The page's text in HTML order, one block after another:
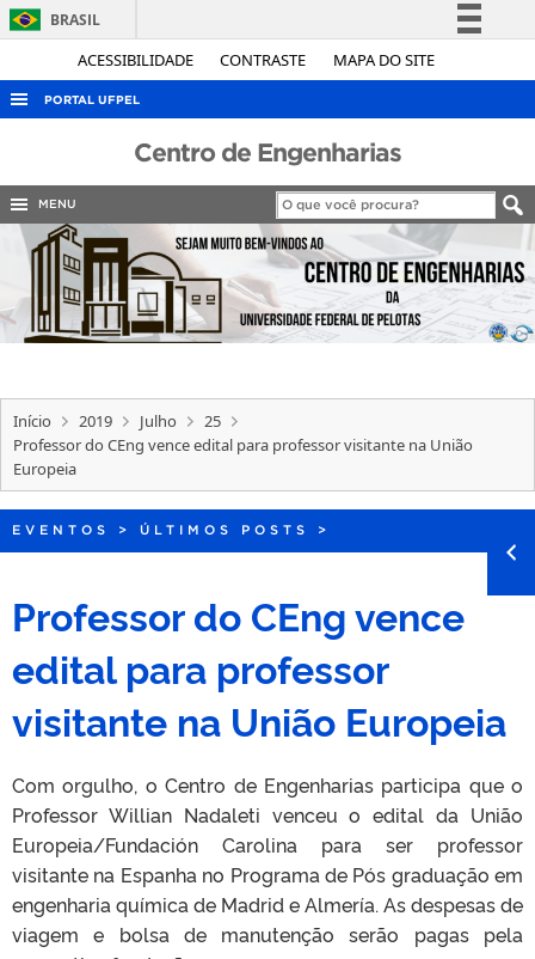
ACESSIBILIDADE CONTRASTE MAPA DO SITE
BRASIL
Simplifique!
Acesso à informação
Legislação
Canais
PORTAL UFPEL
COBALTO
CONCURSOS
EDITAIS
INTERNACIONAL
PORTARIAS
TELEFONES
Centro de Engenharias
MENU
Início 2019 Julho
25
Professor do CEng vence edital para professor visitante na União
Europeia
EVENTOS > ÚLTIMOS POSTS >
Professor do CEng vence
edital para professor
visitante na União Europeia
Com orgulho, o Centro de Engenharias participa que o
Professor Willian Nadaleti venceu o edital da União
Europeia/Fundación Carolina para ser professor
visitante na Espanha no Programa de Pós graduação em
engenharia química de Madrid e Almería. As despesas de
viagem e bolsa de manutenção serão pagas pela